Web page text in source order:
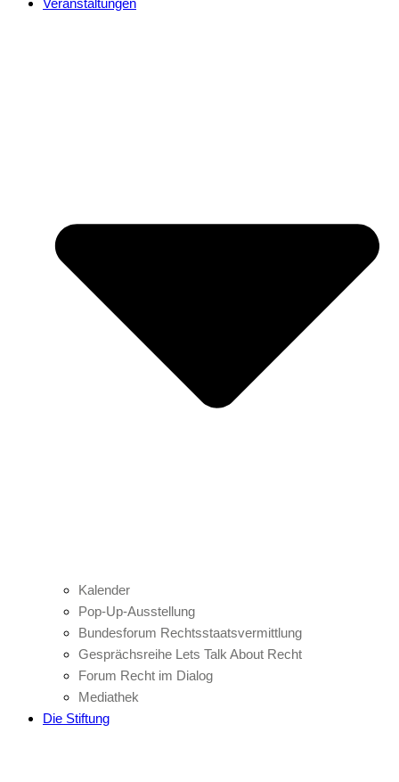
Veranstaltungen
Kalender
Pop-Up-Ausstellung
Bundesforum Rechtsstaatsvermittlung
Gesprächsreihe Lets Talk About Recht
Forum Recht im Dialog
Mediathek
Die Stiftung